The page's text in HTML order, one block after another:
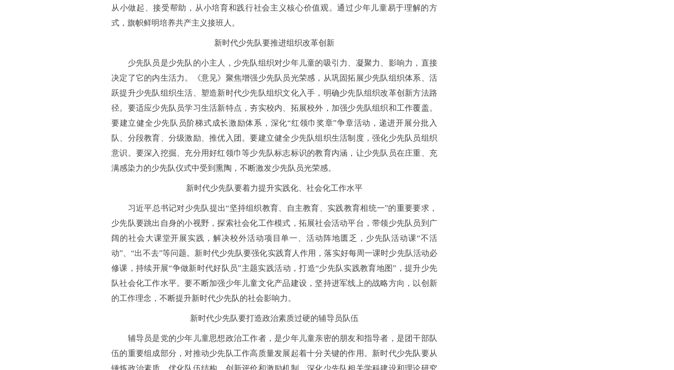
从小做起、接受帮助，从小培育和践行社会主义核心价值观。通过少年儿童易于理解的方
式，旗帜鲜明培养共产主义接班人。
新时代少先队要推进组织改革创新
少先队员是少先队的小主人，少先队组织对少年儿童的吸引力、凝聚力、影响力，直接
决定了它的内生活力。《意见》聚焦增强少先队员光荣感，从巩固拓展少先队组织体系、活
跃提升少先队组织生活、塑造新时代少先队组织文化入手，明确少先队组织改革创新方法路
径。要适应少先队员学习生活新特点，夯实校内、拓展校外，加强少先队组织和工作覆盖。
要建立健全少先队员阶梯式成长激励体系，深化“红领巾奖章”争章活动，递进开展分批入
队、分段教育、分级激励、推优入团。要建立健全少先队组织生活制度，强化少先队员组织
意识。要深入挖掘、充分用好红领巾等少先队标志标识的教育内涵，让少先队员在庄重、充
满感染力的少先队仪式中受到熏陶，不断激发少先队员光荣感。
新时代少先队要着力提升实践化、社会化工作水平
习近平总书记对少先队提出“坚持组织教育、自主教育、实践教育相统一”的重要要求，
少先队要跳出自身的小视野，探索社会化工作模式，拓展社会活动平台，带领少先队员到广
阔的社会大课堂开展实践，解决校外活动项目单一、活动阵地匮乏，少先队活动课“不活
动”、“出不去”等问题。新时代少先队要强化实践育人作用，落实好每周一课时少先队活动必
修课，持续开展“争做新时代好队员”主题实践活动，打造“少先队实践教育地图”，提升少先
队社会化工作水平。要不断加强少年儿童文化产品建设，坚持进军线上的战略方向，以创新
的工作理念，不断提升新时代少先队的社会影响力。
新时代少先队要打造政治素质过硬的辅导员队伍
辅导员是党的少年儿童思想政治工作者，是少年儿童亲密的朋友和指导者，是团干部队
伍的重要组成部分，对推动少先队工作高质量发展起着十分关键的作用。新时代少先队要从
锤炼政治素质、优化队伍结构、创新评价和激励机制、深化少先队相关学科建设和理论研究